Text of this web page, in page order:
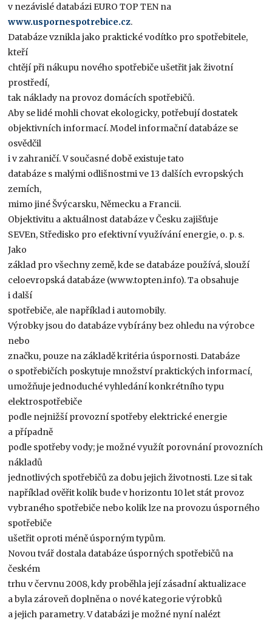
v nezávislé databázi EURO TOP TEN na
www.uspornespotrebice.cz.
Databáze vznikla jako praktické vodítko pro spotřebitele,
kteří
chtějí při nákupu nového spotřebiče ušetřit jak životní
prostředí,
tak náklady na provoz domácích spotřebičů.
Aby se lidé mohli chovat ekologicky, potřebují dostatek
objektivních informací. Model informační databáze se
osvědčil
i v zahraničí. V současné době existuje tato
databáze s malými odlišnostmi ve 13 dalších evropských
zemích,
mimo jiné Švýcarsku, Německu a Francii.
Objektivitu a aktuálnost databáze v Česku zajišťuje
SEVEn, Středisko pro efektivní využívání energie, o. p. s.
Jako
základ pro všechny země, kde se databáze používá, slouží
celoevropská databáze (www.topten.info). Ta obsahuje
i další
spotřebiče, ale například i automobily.
Výrobky jsou do databáze vybírány bez ohledu na výrobce
nebo
značku, pouze na základě kritéria úspornosti. Databáze
o spotřebičích poskytuje množství praktických informací,
umožňuje jednoduché vyhledání konkrétního typu
elektrospotřebiče
podle nejnižší provozní spotřeby elektrické energie
a případně
podle spotřeby vody; je možné využít porovnání provozních
nákladů
jednotlivých spotřebičů za dobu jejich životnosti. Lze si tak
například ověřit kolik bude v horizontu 10 let stát provoz
vybraného spotřebiče nebo kolik lze na provozu úsporného
spotřebiče
ušetřit oproti méně úsporným typům.
Novou tvář dostala databáze úsporných spotřebičů na
českém
trhu v červnu 2008, kdy proběhla její zásadní aktualizace
a byla zároveň doplněna o nové kategorie výrobků
a jejich parametry. V databázi je možné nyní nalézt